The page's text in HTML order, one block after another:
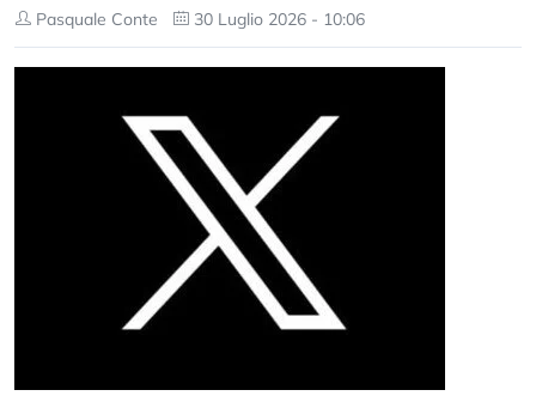
Pasquale Conte 30 Luglio 2026 - 10:06